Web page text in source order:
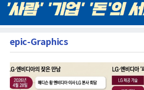
epic-Graphics